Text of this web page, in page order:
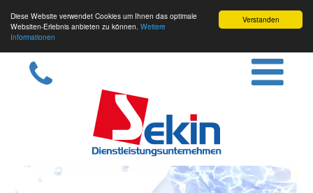
Verstanden
Diese Website verwendet Cookies um Ihnen das optimale
Websiten-Erlebnis anbieten zu können. Weitere
Informationen